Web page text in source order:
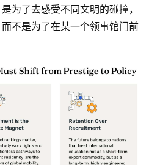
为了去感受不同文明的碰撞，
不是为了在某一个领事馆门前